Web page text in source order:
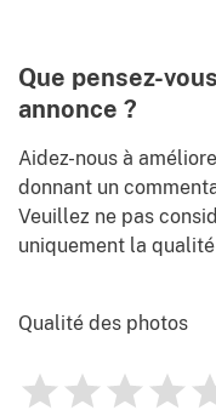
Que pensez-
annonce ?
Aidez-nous à
donnant un
Veuillez ne pas
uniquement la
Qualité des photos
Évaluation
0
1 2 3 4 5